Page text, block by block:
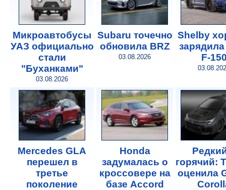
Микроавтобусы
УАЗ официально
стали
"Буханками"
03.08.2026
Subaru точечно
обновила BRZ
03.08.2026
Shelby
F-
Mercedes GLA
перешел в
третье
поколение
Honda
задумалась о
кроссовере на
базе Accord
горячий:
оценила